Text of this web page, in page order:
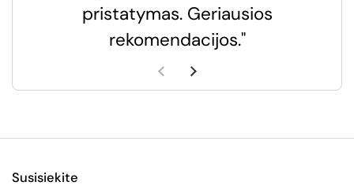
pristatymas. Geriausios
rekomendacijos."
Ankstesnė skaidrė
Kita skaidrė
Susisiekite